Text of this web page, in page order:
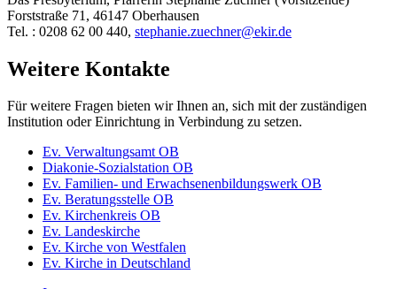
Forststraße 71, 46147 Oberhausen
Tel. : 0208 62 00 440, stephanie.zuechner@ekir.de
Weitere Kontakte
Für weitere Fragen bieten wir Ihnen an, sich mit der zuständigen
Institution oder Einrichtung in Verbindung zu setzen.
Ev. Verwaltungsamt OB
Diakonie-Sozialstation OB
Ev. Familien- und Erwachsenenbildungswerk OB
Ev. Beratungsstelle OB
Ev. Kirchenkreis OB
Ev. Landeskirche
Ev. Kirche von Westfalen
Ev. Kirche in Deutschland